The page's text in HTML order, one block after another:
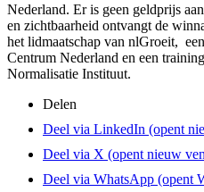
Nederland. Er is geen geldprijs
en zichtbaarheid ontvangt de
het lidmaatschap van nlGroeit, een
Centrum Nederland en een
Normalisatie Instituut.
Delen
Deel via LinkedIn (opent
Deel via X (opent nieuw
Deel via WhatsApp (opent